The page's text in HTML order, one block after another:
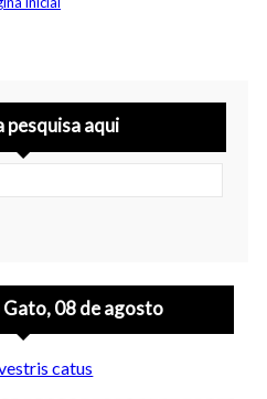
pesquisa aqui
08 de agosto
catus